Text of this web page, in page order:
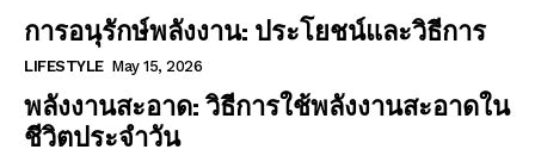
การอนุรักษ์พลังงาน: ประโยชน์และวิธีการ
LIFESTYLE May 15, 2026
พลังงานสะอาด: วิธีการใช้พลังงานสะอาดใน
ชีวิตประจำวัน